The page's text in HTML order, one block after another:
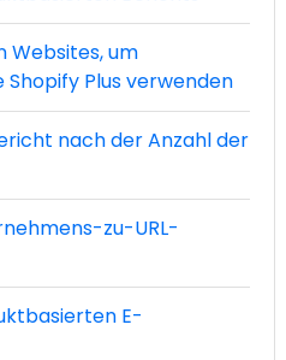
Websites, um
Plus verwenden
nach der Anzahl der
zu-URL-
E-